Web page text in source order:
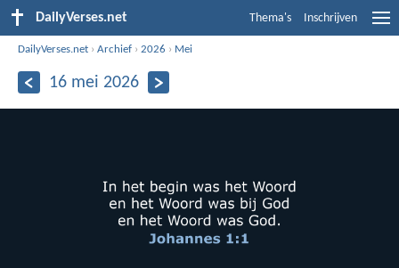
DailyVerses.net Thema's Inschrijven
DailyVerses.net ›Archief ›2026 › Mei
16 mei 2026